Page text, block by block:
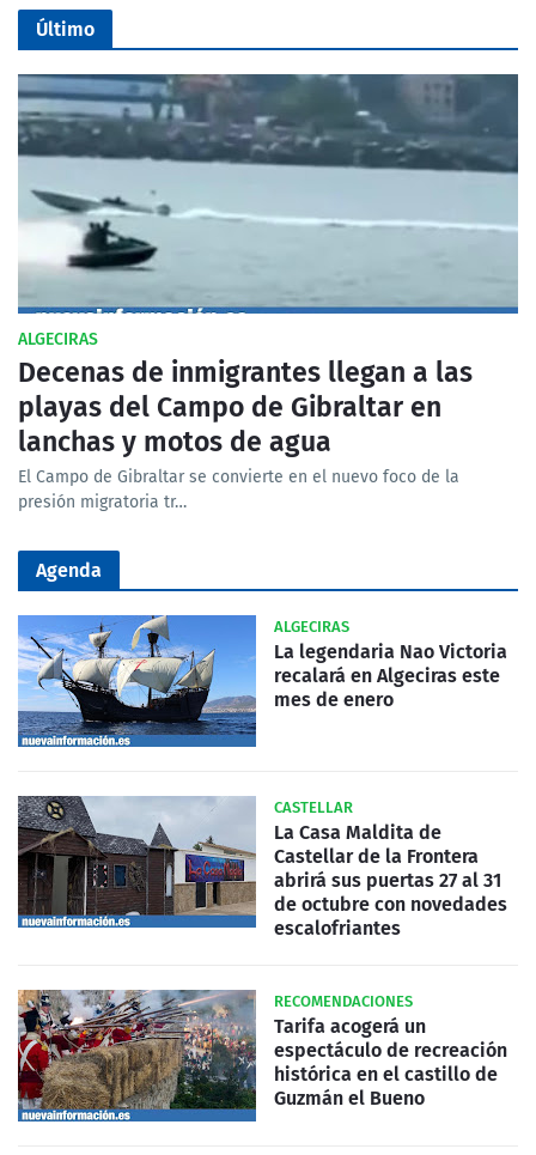
Último
ALGECIRAS
Decenas de inmigrantes llegan a las
playas del Campo de Gibraltar en
lanchas y motos de agua
El Campo de Gibraltar se convierte en el nuevo foco de la
presión migratoria tr…
Agenda
ALGECIRAS
La legendaria Nao Victoria
recalará en Algeciras este
mes de enero
CASTELLAR
La Casa Maldita de
Castellar de la Frontera
abrirá sus puertas 27 al 31
de octubre con novedades
escalofriantes
RECOMENDACIONES
Tarifa acogerá un
espectáculo de recreación
histórica en el castillo de
Guzmán el Bueno